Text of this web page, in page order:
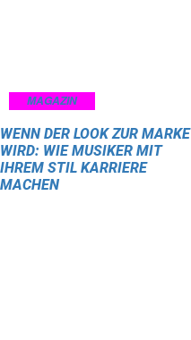
MAGAZIN
WENN DER LOOK ZUR MARKE
WIRD: WIE MUSIKER MIT
IHREM STIL KARRIERE
MACHEN